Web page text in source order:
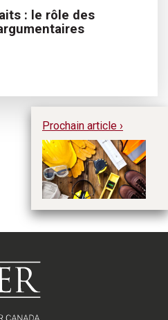
: le rôle des
Prochain article ›